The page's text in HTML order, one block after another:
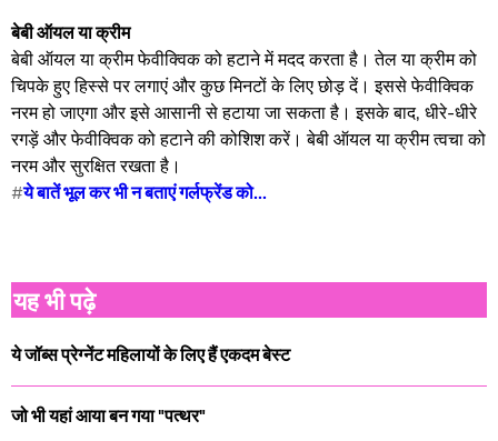
बेबी ऑयल या क्रीम
बेबी ऑयल या क्रीम फेवीक्विक को हटाने में मदद करता है। तेल या क्रीम को
चिपके हुए हिस्से पर लगाएं और कुछ मिनटों के लिए छोड़ दें। इससे फेवीक्विक
नरम हो जाएगा और इसे आसानी से हटाया जा सकता है। इसके बाद, धीरे-धीरे
रगड़ें और फेवीक्विक को हटाने की कोशिश करें। बेबी ऑयल या क्रीम त्वचा को
नरम और सुरक्षित रखता है।
#ये बातें भूल कर भी न बताएं गर्लफ्रेंड को...
यह भी पढ़े
ये जॉब्स प्रेग्नेंट महिलायों के लिए हैं एकदम बेस्ट
जो भी यहां आया बन गया "पत्थर"